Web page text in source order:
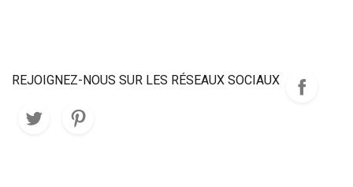
REJOIGNEZ-NOUS SUR LES RÉSEAUX SOCIAUX